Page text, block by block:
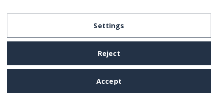
Settings
Reject
Accept
Legal Notice
Privacy and Cookies Policy
Terms and Conditions of Use
Settings